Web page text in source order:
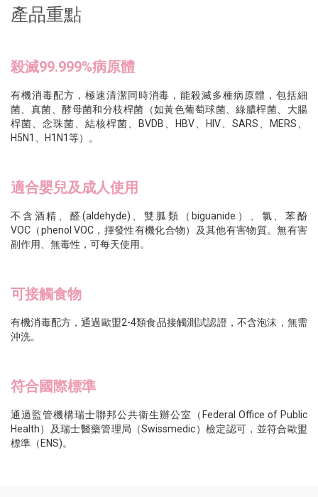
產品重點
殺滅99.999%病原體
有機消毒配方，極速清潔同時消毒，能殺滅多種病原體，包括細
菌、真菌、酵母菌和分枝桿菌（如黃色葡萄球菌、綠膿桿菌、大腸
桿菌、念珠菌、結核桿菌、BVDB、HBV、HIV、SARS、MERS、
H5N1、H1N1等）。
適合嬰兒及成人使用
不含酒精、醛(aldehyde)、雙胍類（biguanide）、氯、苯酚
VOC（phenol VOC，揮發性有機化合物）及其他有害物質。無有害
副作用、無毒性，可每天使用。
可接觸食物
有機消毒配方，通過歐盟2-4類食品接觸測試認證，不含泡沫，無需
沖洗。
符合國際標準
通過監管機構瑞士聯邦公共衞生辦公室（Federal Office of Public
Health）及瑞士醫藥管理局（Swissmedic）檢定認可，並符合歐盟
標準（ENS)。